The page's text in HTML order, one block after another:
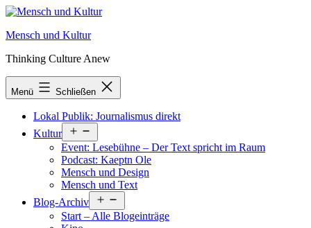
Zum
springen
Mensch und Kultur
Thinking Culture Anew
Menü Schließen
Lokal Publik: Journalismus direkt
Kultur
öffnen
Event: Lesebühne – Der Text spricht im Raum
Podcast: Kaeptn Ole
Mensch und Design
Mensch und Text
Blog-Archiv
öffnen
Start – Alle Blogeinträge